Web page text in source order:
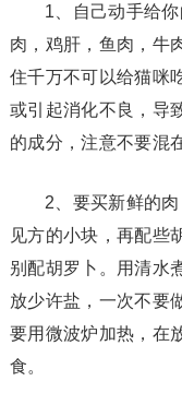
1、自己动手给
肉，鸡肝，鱼肉，牛
住千万不可以给猫咪
或引起消化不良，导
的成分，注意不要混
2、要买新鲜的
见方的小块，再配些
别配胡罗卜。用清水
放少许盐，一次不要
要用微波炉加热，在
食。